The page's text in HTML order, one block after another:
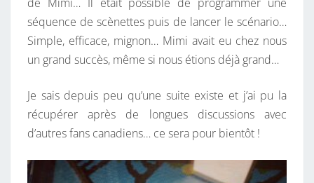
M
L
F
O
U
M
séquence de scènettes puis de lancer le scénario…
Simple, efficace, mignon… Mimi avait eu chez nous
un grand succès, même si nous étions déjà grand…
Je sais depuis peu qu’une suite existe et j’ai pu la
récupérer après de longues discussions avec
d’autres fans canadiens… ce sera pour bientôt !